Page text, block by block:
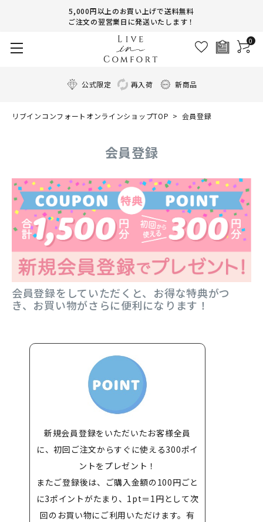
5,000円以上のお買い上げで送料無料
ご注文の翌営業日に発送いたします！
0
公式限定 再入荷 新商品
リブインコンフォートオンラインショップTOP 会員登録
会員登録
会員登録をしていただくと、お得な特典がつ
き、お買い物がさらに便利になります！
新規会員登録をいただいたお客様全員
に、初回ご注文からすぐに使える300ポイ
ントをプレゼント！
またご登録後は、ご購入金額の100円ごと
に3ポイントがたまり、1pt＝1円として次
回のお買い物にご利用いただけます。有